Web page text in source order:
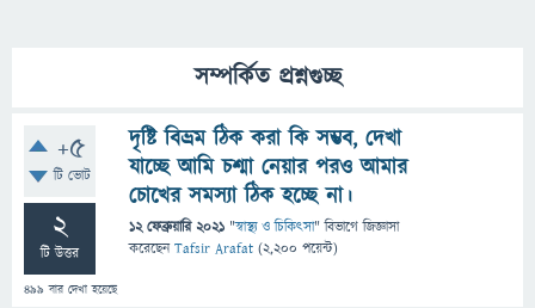
সম্পর্কিত প্রশ্নগুচ্ছ
+5
টি ভোট
2
টি উত্তর
499 বার দেখা হয়েছে
দৃষ্টি বিভ্রম ঠিক করা কি সম্ভব, দেখা
যাচ্ছে আমি চশ্মা নেয়ার পরও আমার
চোখের সমস্যা ঠিক হচ্ছে না।
12 ফেব্রুয়ারি 2021 "স্বাস্থ্য ও চিকিৎসা" বিভাগে জিজ্ঞাসা
করেছেনTafsir Arafat (2,200 পয়েন্ট)